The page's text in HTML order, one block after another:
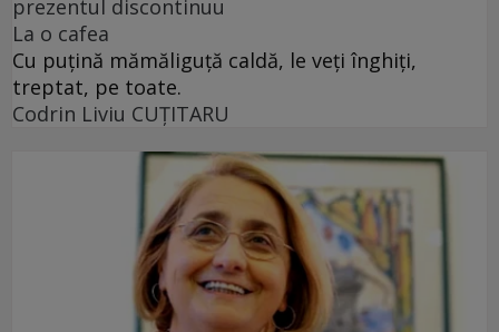
prezentul discontinuu
La o cafea
Cu puţină mămăliguţă caldă, le veţi înghiţi,
treptat, pe toate.
Codrin Liviu CUŢITARU